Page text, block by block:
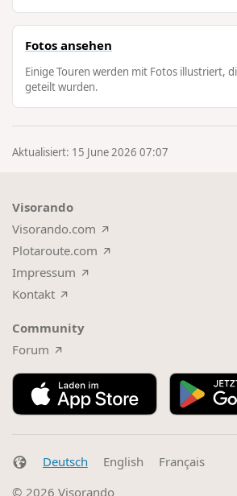
Fotos ansehen
Einige Touren werden mit Fotos illustriert,
geteilt wurden.
Aktualisiert: 15 June 2026 07:07
Visorando
Visorando.com
Plotaroute.com
Impressum
Kontakt
Community
Forum
Deutsch English
Français
© 2026Visorando